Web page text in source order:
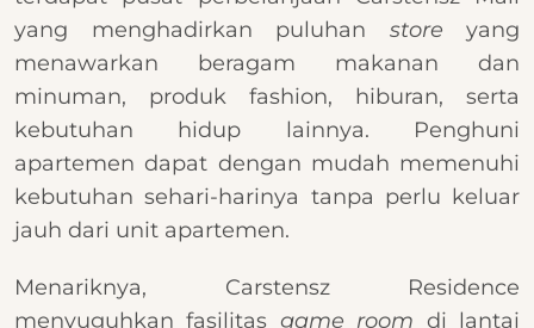
yang menghadirkan puluhan store yang
menawarkan beragam makanan dan
minuman, produk fashion, hiburan, serta
kebutuhan hidup lainnya. Penghuni
apartemen dapat dengan mudah memenuhi
kebutuhan sehari-harinya tanpa perlu keluar
jauh dari unit apartemen.
Menariknya, Carstensz Residence
menyuguhkan fasilitas game room di lantai